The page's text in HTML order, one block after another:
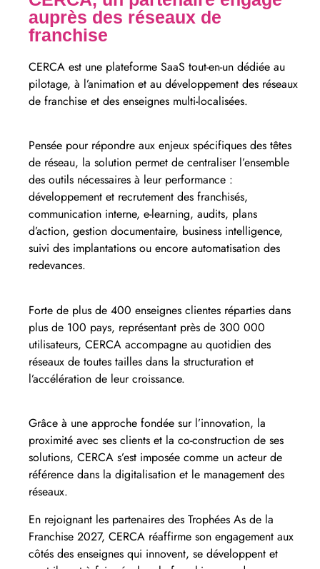
auprès des réseaux de
franchise
CERCA est une plateforme SaaS tout-en-un dédiée au
pilotage, à l’animation et au développement des réseaux
de franchise et des enseignes multi-localisées.
Pensée pour répondre aux enjeux spécifiques des têtes
de réseau, la solution permet de centraliser l’ensemble
des outils nécessaires à leur performance :
développement et recrutement des franchisés,
communication interne, e-learning, audits, plans
d’action, gestion documentaire, business intelligence,
suivi des implantations ou encore automatisation des
redevances.
Forte de plus de 400 enseignes clientes réparties dans
plus de 100 pays, représentant près de 300 000
utilisateurs, CERCA accompagne au quotidien des
réseaux de toutes tailles dans la structuration et
l’accélération de leur croissance.
Grâce à une approche fondée sur l’innovation, la
proximité avec ses clients et la co-construction de ses
solutions, CERCA s’est imposée comme un acteur de
référence dans la digitalisation et le management des
réseaux.
En rejoignant les partenaires des Trophées As de la
Franchise 2027, CERCA réaffirme son engagement aux
côtés des enseignes qui innovent, se développent et